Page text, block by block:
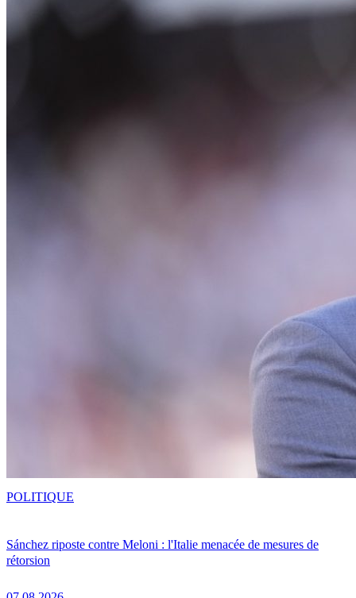
Sánchez riposte contre Meloni : l'Italie menacée de mesures de
rétorsion
POLITIQUE